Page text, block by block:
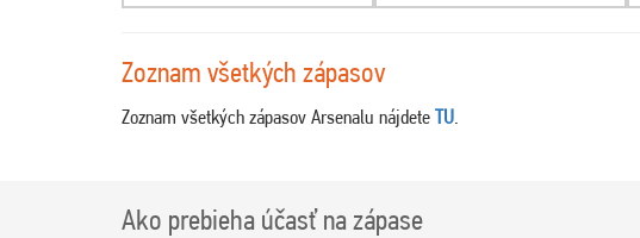
Zoznam všetkých zápasov
Zoznam všetkých zápasov Arsenalu nájdete TU
Ako prebieha účasť na zápase